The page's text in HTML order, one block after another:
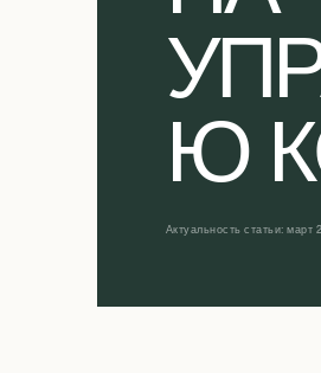
Ю
Актуальность статьи: март